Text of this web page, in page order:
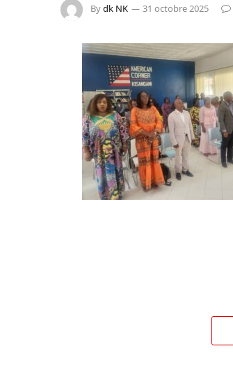
Bydk NK 31 octobre 2025